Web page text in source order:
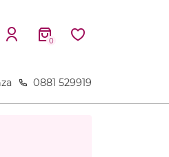
0
0881 529919